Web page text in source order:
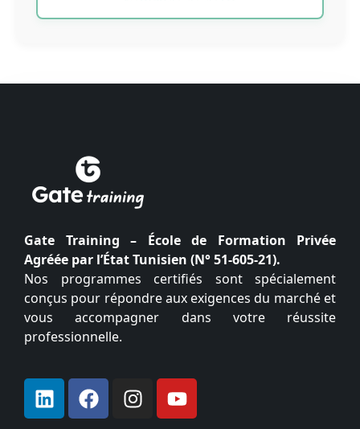
Gate Training – École de Formation Privée
Agréée par l’État Tunisien (N° 51-605-21).
Nos programmes certifiés sont spécialement
conçus pour répondre aux exigences du marché et
vous accompagner dans votre réussite
professionnelle.